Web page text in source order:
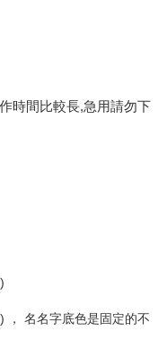
時間比較長,急用請勿下
， 名名字底色是固定的不